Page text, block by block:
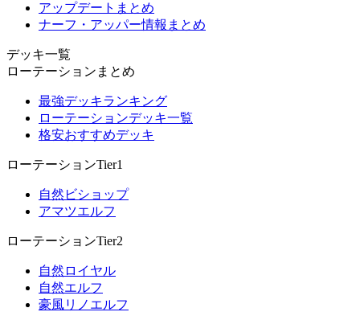
アップデートまとめ
ナーフ・アッパー情報まとめ
デッキ一覧
ローテーションまとめ
最強デッキランキング
ローテーションデッキ一覧
格安おすすめデッキ
ローテーションTier1
自然ビショップ
アマツエルフ
ローテーションTier2
自然ロイヤル
自然エルフ
豪風リノエルフ